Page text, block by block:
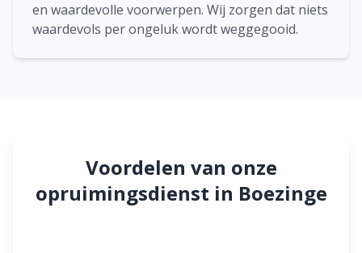
en waardevolle voorwerpen. Wij zorgen dat niets
waardevols per ongeluk wordt weggegooid.
Voordelen van onze
opruimingsdienst in Boezinge